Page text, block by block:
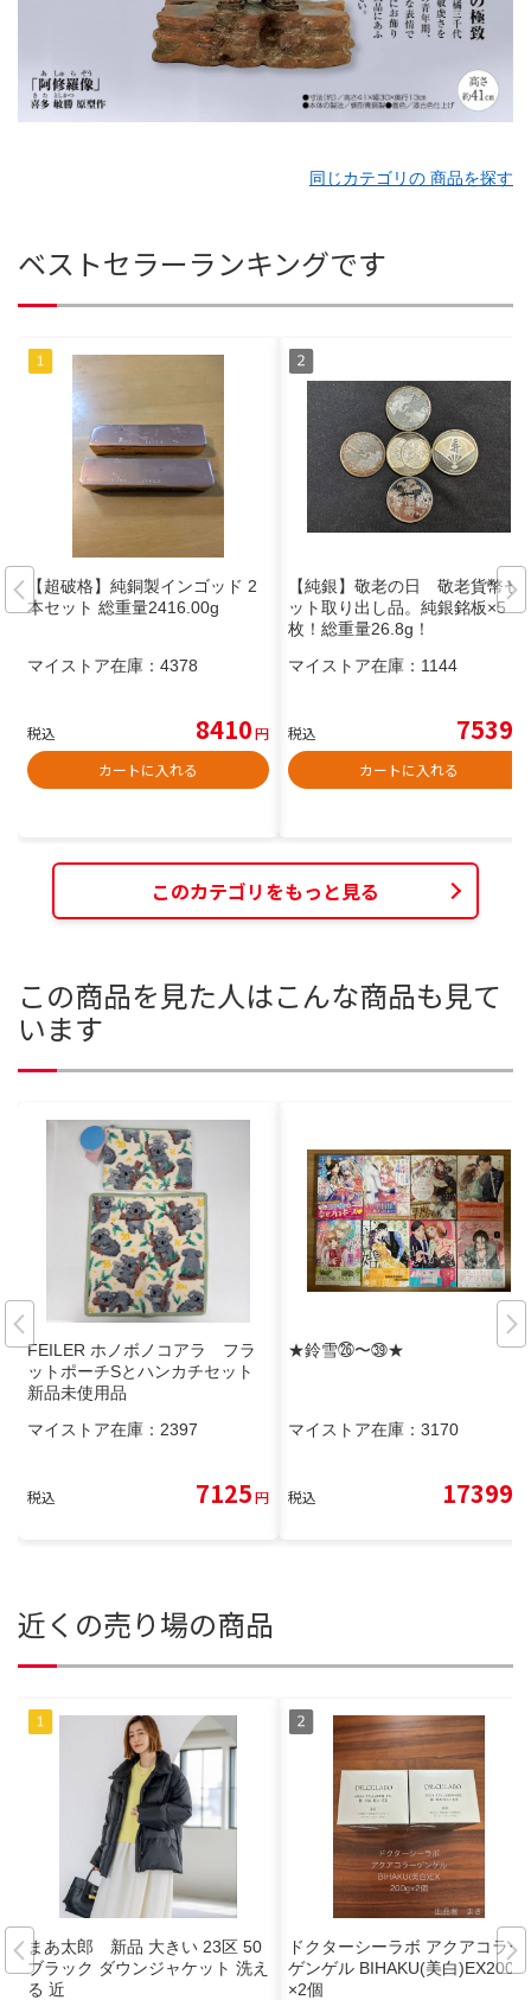
同じカテゴリの 商品を探す
ベストセラーランキングです
【超破格】純銅製インゴッド 2
本セット 総重量2416.00g
マイストア在庫： 4378
税込 8410円
カートに入れる
【純銀】敬老の日 敬老貨幣セ
ット取り出し品。純銀銘板×5
枚！総重量26.8g！
マイストア在庫： 1144
税込 7539
カートに入れる
このカテゴリをもっと見る
この商品を見た人はこんな商品も見て
います
FEILER ホノボノコアラ フラ
ットポーチSとハンカチセット
新品未使用品
マイストア在庫： 2397
税込 7125円
★鈴雪㉖〜㊴★
マイストア在庫： 3170
税込 17399
近くの売り場の商品
まあ太郎 新品 大きい 23区 50
ブラック ダウンジャケット 洗え
る 近
ドクターシーラボ アクアコラー
ゲンゲル BIHAKU(美白)EX200g
×2個